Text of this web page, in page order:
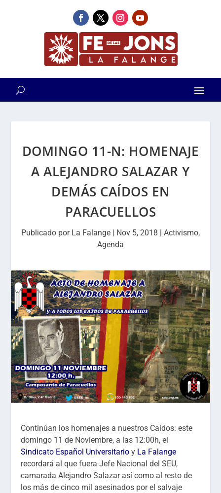
DOMINGO 11-N: HOMENAJE
A ALEJANDRO SALAZAR Y
DEMÁS CAÍDOS EN
PARACUELLOS
Publicado por La Falange | Nov 5, 2018 | Activismo,
Agenda
Continúan los homenajes a nuestros Caídos: este
domingo 11 de Noviembre, a las 12:00h, el
Sindicato Español Universitario y La Falange
recordará al que fuera Jefe Nacional del SEU,
camarada Alejandro Salazar así como al resto de
los más de cinco mil asesinados por el salvaje